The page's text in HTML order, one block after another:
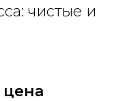
чистые и